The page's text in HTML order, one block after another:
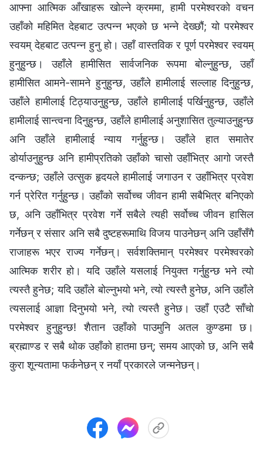
आफ्ना आत्मिक आँखाहरू खोल्‍ने क्रममा, हामी परमेश्‍वरको वचन
उहाँको महिमित देहबाट उत्पन्न भएको छ भन्‍ने देख्छौं; यो परमेश्‍वर
स्‍वयम् देहबाट उत्पन्न हुनु हो। उहाँ वास्तविक र पूर्ण परमेश्‍वर स्‍वयम्‌
हुनुहुन्छ। उहाँले हामीसित सार्वजनिक रूपमा बोल्नुहुन्छ, उहाँ
हामीसित आमने-सामने हुनुहुन्छ, उहाँले हामीलाई सल्लाह दिनुहुन्छ,
उहाँले हामीलाई टिठ्याउनुहुन्छ, उहाँले हामीलाई पर्खिनुहुन्छ, उहाँले
हामीलाई सान्त्वना दिनुहुन्छ, उहाँले हामीलाई अनुशासित तुल्याउनुहुन्छ
अनि उहाँले हामीलाई न्याय गर्नुहुन्छ। उहाँले हात समातेर
डोर्याउनुहुन्छ अनि हामीप्रतिको उहाँको चासो उहाँभित्र आगो जस्तै
दन्कन्छ; उहाँले उत्सुक हृदयले हामीलाई जगाउन र उहाँभित्र प्रवेश
गर्न प्रेरित गर्नुहुन्छ। उहाँको सर्वोच्‍च जीवन हामी सबैभित्र बनिएको
छ, अनि उहाँभित्र प्रवेश गर्ने सबैले त्यही सर्वोच्‍च जीवन हासिल
गर्नेछन् र संसार अनि सबै दुष्टहरूमाथि विजय पाउनेछन् अनि उहाँसँगै
राजाहरू भएर राज्य गर्नेछन्। सर्वशक्तिमान् परमेश्‍वर परमेश्‍वरको
आत्मिक शरीर हो। यदि उहाँले यसलाई नियुक्त गर्नुहुन्छ भने त्यो
त्यस्तै हुनेछ; यदि उहाँले बोल्नुभयो भने, त्यो त्यस्तै हुनेछ, अनि उहाँले
त्यसलाई आज्ञा दिनुभयो भने, त्यो त्यस्तै हुनेछ। उहाँ एउटै साँचो
परमेश्‍वर हुनुहुन्छ! शैतान उहाँको पाउमुनि अतल कुण्डमा छ।
ब्रह्माण्ड र सबै थोक उहाँको हातमा छन्; समय आएको छ, अनि सबै
कुरा शून्यतामा फर्कनेछन् र नयाँ प्रकारले जन्मनेछन्।